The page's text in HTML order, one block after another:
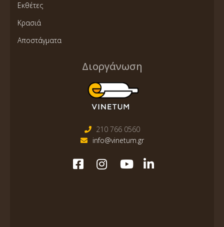
Εκθέτες
Κρασιά
Αποστάγματα
Διοργάνωση
210 766 0560
info@vinetum.gr